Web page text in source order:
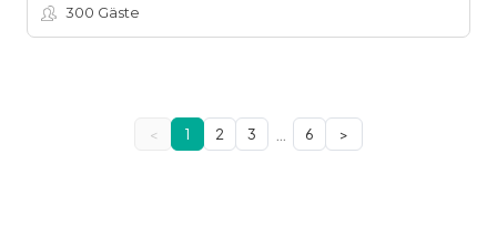
300 Gäste
< 1 2 3 … 6 >